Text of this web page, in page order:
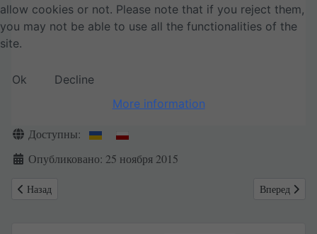
Информация о материале
Доступны:
Опубликовано: 25 ноября 2015
Предыдущий: Депутаты Бундестага выступили против легализации
Назад Следующий:
Вперед
allow cookies or not. Please note that if you reject them,
you may not be able to use all the functionalities of the
site.
Ok
Decline
More information